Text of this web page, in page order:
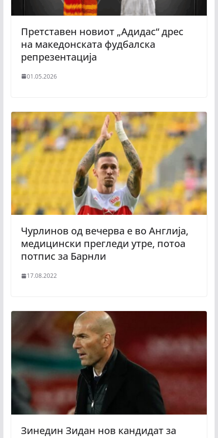
Претставен новиот „Адидас“ дрес
на македонската фудбалска
репрезентација
01.05.2026
Чурлинов од вечерва е во Англија,
медицински прегледи утре, потоа
потпис за Барнли
17.08.2022
Зинедин Зидан нов кандидат за